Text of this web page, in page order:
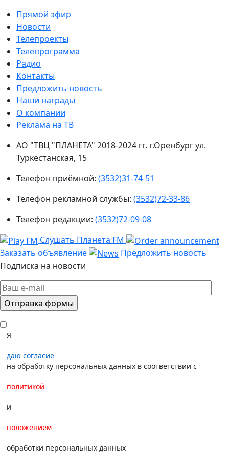
Прямой эфир
Новости
Телепроекты
Телепрограмма
Радио
Контакты
Предложить новость
Наши награды
О компании
Реклама на ТВ
АО "ТВЦ "ПЛАНЕТА" 2018-2024 гг. г.Оренбург ул.
Туркестанская, 15
Телефон приёмной: (3532)31-74-51
Телефон рекламной службы: (3532)72-33-86
Телефон редакции: (3532)72-09-08
Слушать Планета FM
Заказать объявление
Предложить новость
Подписка на новости
Я
даю согласие
на обработку персональных данных в соответствии с
политикой
и
положением
обработки персональных данных